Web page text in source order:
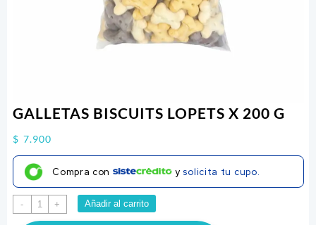
GALLETAS BISCUITS LOPETS X 200 G
$ 7.900
Compra con y solicita tu cupo.
-
GALLETAS
BISCUITS
+ Añadir al carrito